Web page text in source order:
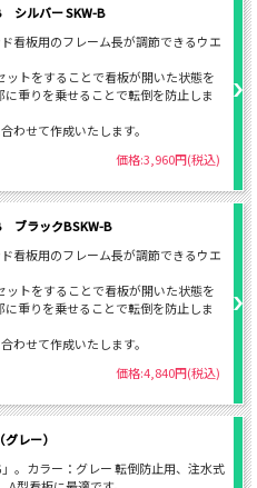
シルバー SKW-B
看板用のフレーム長が調節できるウエ
ットをすることで看板が開いた状態を
に重りを乗せることで転倒を防止しま
わせて作成いたします。
価格:3,960円(税込)
ブラックBSKW-B
看板用のフレーム長が調節できるウエ
ットをすることで看板が開いた状態を
に重りを乗せることで転倒を防止しま
わせて作成いたします。
価格:4,840円(税込)
レー）
。カラー：グレー 転倒防止用、注水式